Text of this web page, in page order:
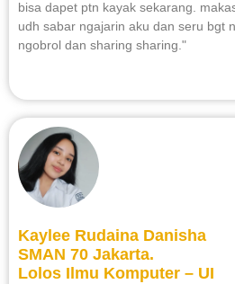
bisa dapet ptn kayak sekarang.
udh sabar ngajarin aku dan seru bgt
ngobrol dan sharing sharing."
Kaylee Rudaina Danisha
SMAN 70 Jakarta.
Lolos Ilmu Komputer – UI